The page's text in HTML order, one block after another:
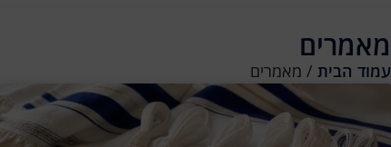
מאמרים
עמוד הבית / מאמרים